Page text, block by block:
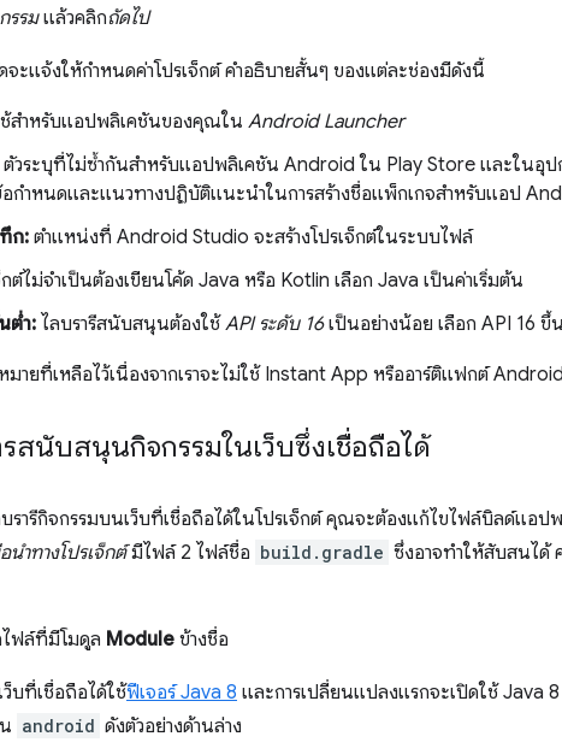
รรมแล้วคลิกถัดไป
ะแจ้งให้กําหนดค่าโปรเจ็กต์ คำอธิบายสั้นๆ ของแต่ละช่องมีดังนี้
สำหรับแอปพลิเคชันของคุณใน Android Launcher
ตัวระบุที่ไม่ซ้ำกันสำหรับแอปพลิเคชัน Android ใน Play Store และในอุ
อกำหนดและแนวทางปฏิบัติแนะนำในการสร้างชื่อแพ็กเกจสำหรับแอป
ก: ตําแหน่งที่ Android Studio จะสร้างโปรเจ็กต์ในระบบไฟล์
กต์ไม่จำเป็นต้องเขียนโค้ด Java หรือ Kotlin เลือก Java เป็นค่าเริ่มต้น
ต่ำ: ไลบรารีสนับสนุนต้องใช้ API ระดับ 16เป็นอย่างน้อย เลือก API 16 ขึ้
มายที่เหลือไว้เนื่องจากเราจะไม่ใช้ Instant App หรืออาร์ติแฟกต์
รสนับสนุนกิจกรรมในเว็บซึ่งเชื่อถือได้
บรารีกิจกรรมบนเว็บที่เชื่อถือได้ในโปรเจ็กต์ คุณจะต้องแก้ไขไฟล์บิลด์แอป
นำทางโปรเจ็กต์มีไฟล์ 2 ไฟล์ชื่อ build.gradle ซึ่งอาจทำให้สับสนได้
ไฟล์ที่มีโมดูล Module ข้างชื่อ
บที่เชื่อถือได้ใช้ฟีเจอร์ Java 8 และการเปลี่ยนแปลงแรกจะเปิดใช้ Java
android ดังตัวอย่างด้านล่าง